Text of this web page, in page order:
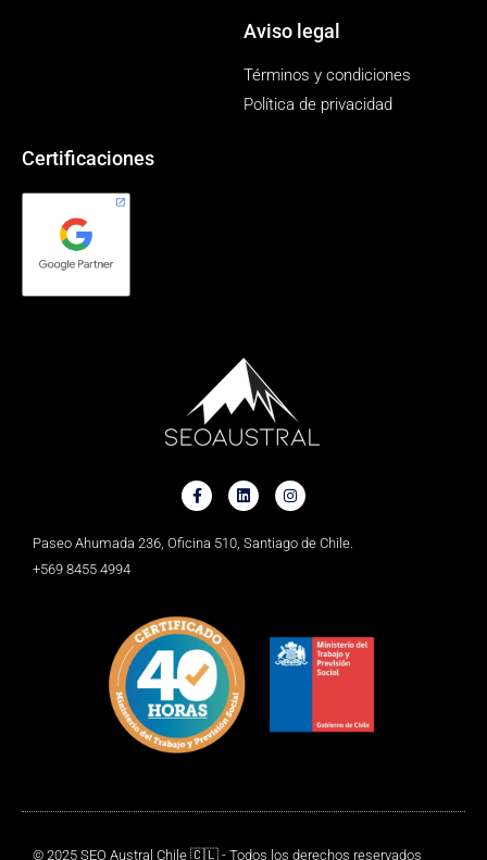
Aviso legal
Términos y condiciones
Política de privacidad
Certificaciones
Paseo Ahumada 236, Oficina 510, Santiago de Chile.
+569 8455 4994
© 2025 SEO Austral Chile 🇨🇱 - Todos los derechos reservados